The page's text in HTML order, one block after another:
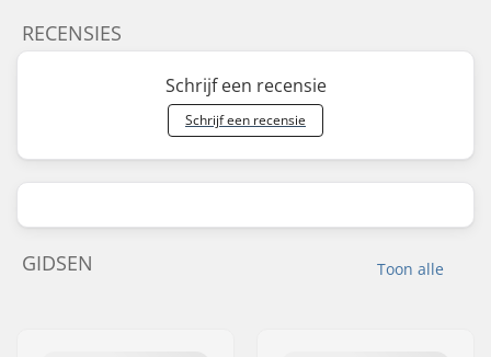
RECENSIES
Schrijf een recensie
Schrijf een recensie
Toon alle
GIDSEN